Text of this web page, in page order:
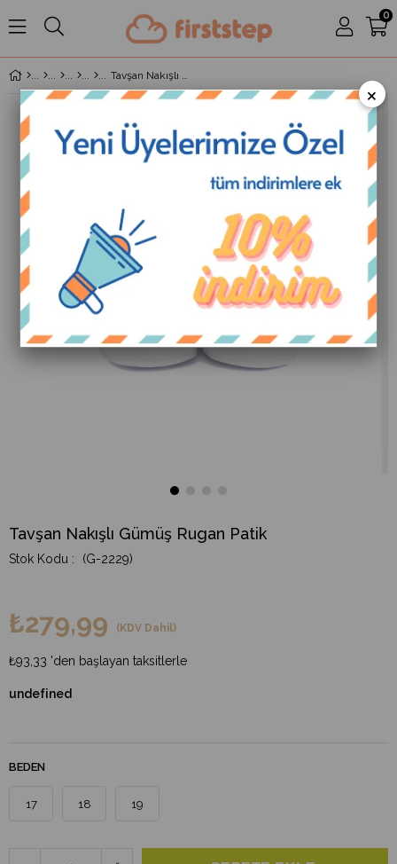
0
Tavşan Nakışlı Gümüş Rugan Patik
Tavşan Nakışlı Gümüş Rugan Patik
(G-2229)
₺279,99 (KDV Dahil)
₺93,33 'den başlayan taksitlerle
undefined
BEDEN
17 18 19
×